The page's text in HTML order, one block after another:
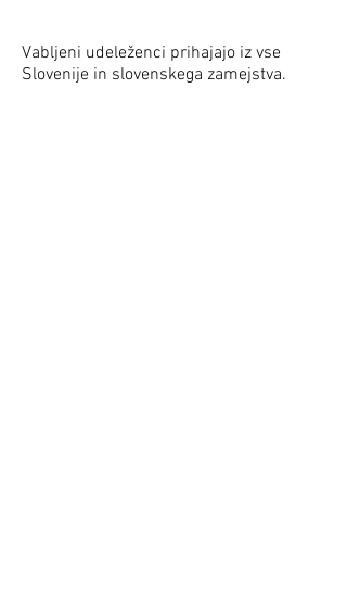
Vabljeni udeleženci prihajajo iz vse
Slovenije in slovenskega zamejstva.